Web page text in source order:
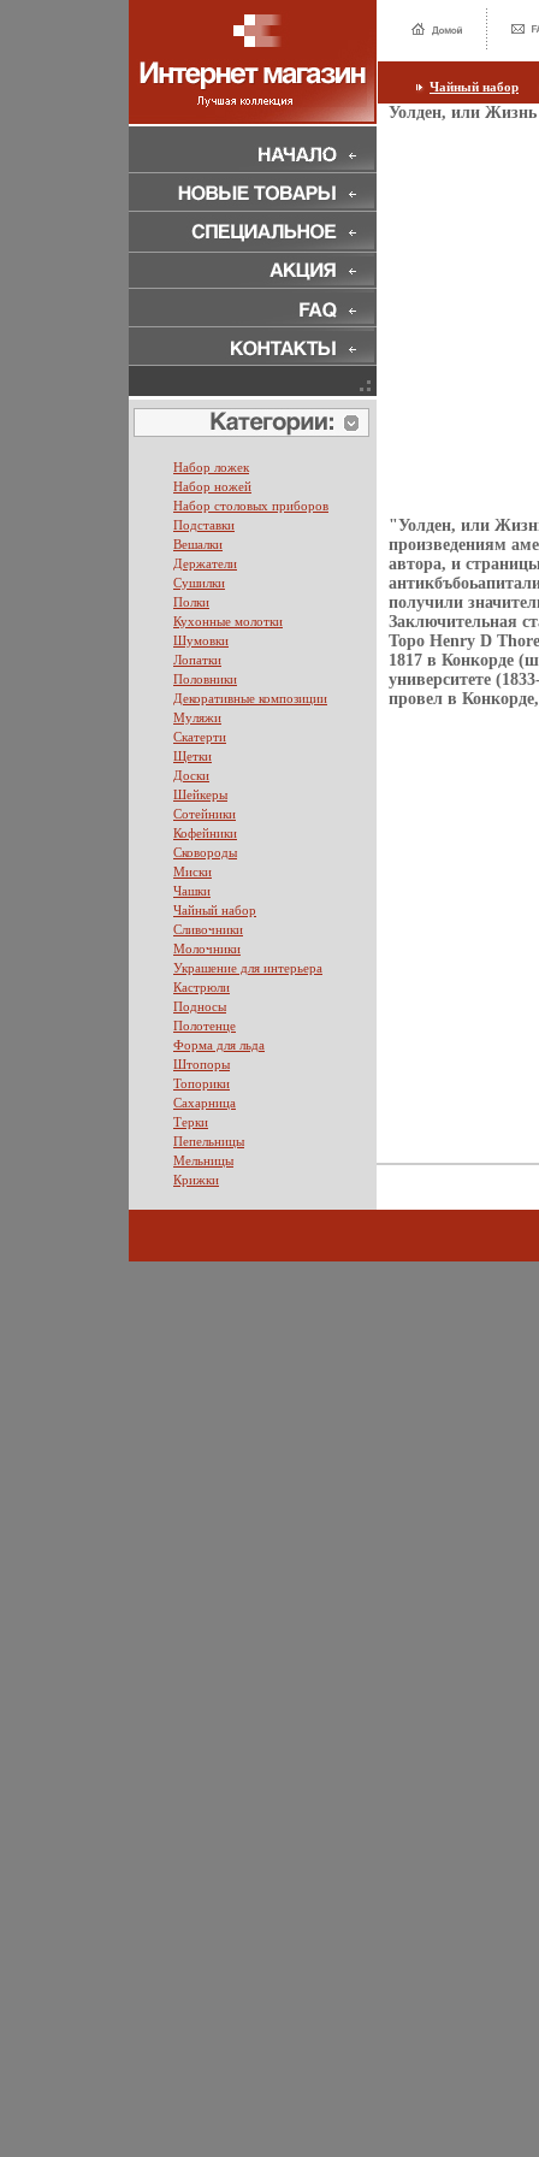
Чайный набор
Уолден, или
"Уолден, или
произведениям
автора, и
получили
Заключительная
Торо Henry D
1817 в Конкорде
университете
провел в
Набор ложек
Набор ножей
Набор столовых приборов
Подставки
Вешалки
Держатели
Сушилки
Полки
Кухонные молотки
Шумовки
Лопатки
Половники
Декоративные композиции
Муляжи
Скатерти
Щетки
Доски
Шейкеры
Сотейники
Кофейники
Сковороды
Миски
Чашки
Чайный набор
Сливочники
Молочники
Украшение для интерьера
Кастрюли
Подносы
Полотенце
Форма для льда
Штопоры
Топорики
Сахарница
Терки
Пепельницы
Мельницы
Крижки